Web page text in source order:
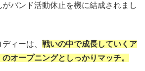
がバンド活動休止を機に結成されまし
ィーは、 戦いの中で成長していくア
オープニングとしっかりマッチ。